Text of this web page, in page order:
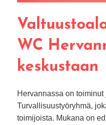
WC
keskustaan
Hervannassa on
Turvallisuustyöryhmä,
toimijoista. Mukana on